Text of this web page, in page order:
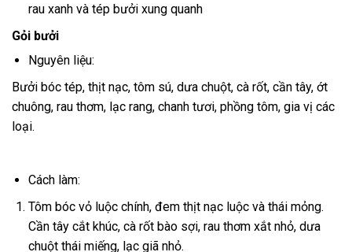
rau xanh và tép bưởi xung quanh
Gỏi bưởi
Nguyên liệu:
Bưởi bóc tép, thịt nạc, tôm sú, dưa chuột, cà rốt, cần tây, ớt
chuông, rau thơm, lạc rang, chanh tươi, phồng tôm, gia vị các
loại.
Cách làm:
Tôm bóc vỏ luộc chính, đem thịt nạc luộc và thái mỏng.
Cần tây cắt khúc, cà rốt bào sợi, rau thơm xắt nhỏ, dưa
chuột thái miếng, lạc giã nhỏ.